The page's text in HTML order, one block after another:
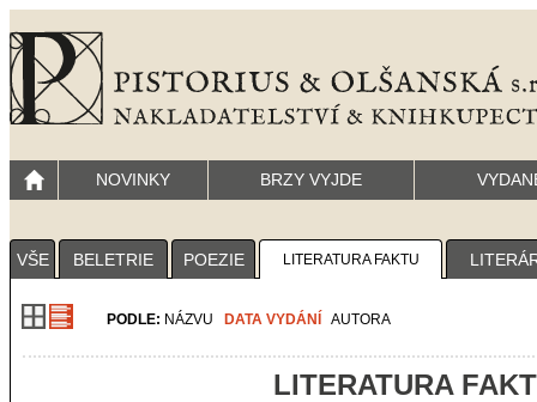
NOVINKY BRZY VYJDE
VŠE BELETRIE POEZIE LITERATURA FAKTU
PODLE: NÁZVU DATA VYDÁNÍ AUTORA
LITERATURA